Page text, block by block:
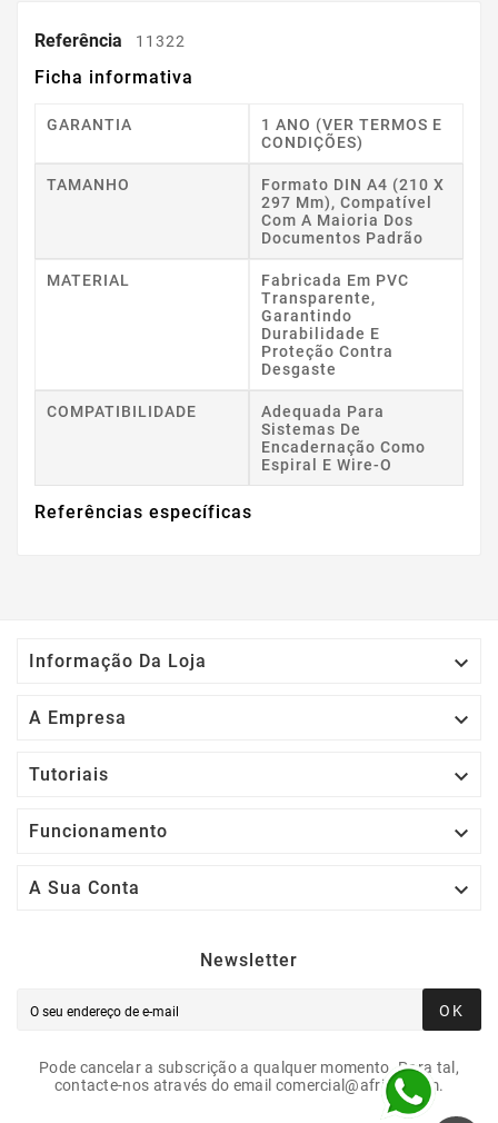
Referência 11322
Ficha informativa
GARANTIA
1 ANO (VER TERMOS E
CONDIÇÕES)
TAMANHO
Formato DIN A4 (210 X
297 Mm), Compatível
Com A Maioria Dos
Documentos Padrão
MATERIAL
Fabricada Em PVC
Transparente,
Garantindo
Durabilidade E
Proteção Contra
Desgaste
COMPATIBILIDADE
Adequada Para
Sistemas De
Encadernação Como
Espiral E Wire-O
Referências específicas
Informação Da Loja 
A Empresa 
Tutoriais 
Funcionamento 
A Sua Conta 
Newsletter
OK
Pode cancelar a subscrição a qualquer momento. Para tal,
contacte-nos através do email comercial@afrigit.com.